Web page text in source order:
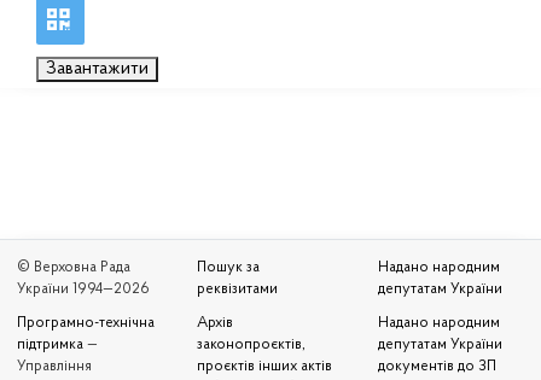
Завантажити
© Верховна Рада
України 1994—2026
Програмно-технічна
підтримка —
Управління
Пошук за
реквізитами
Архів
законопроєктів,
проєктів інших актів
Надано народним
депутатам України
Надано народним
депутатам України
документів до ЗП